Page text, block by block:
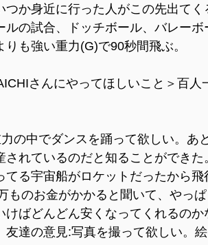
つか身近に行った人がこの先出て
ルの試合、ドッチボール、バレー
りも強い重力(G)で90秒間飛ぶ。
さんにやってほしいこと＞百
の中でダンスを踊って欲しい。あ
されているのだと知ることができ
てる宇宙船がロケットだったから
ものお金がかかると聞いて、やっ
けばどんどん安くなってくれるの
友達の意見:写真を撮って欲しい。